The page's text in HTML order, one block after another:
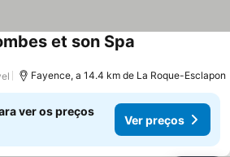
et son Spa
Fayence, a 14.4 km de La Roque-Esclapon
ver os preços
Ver preços